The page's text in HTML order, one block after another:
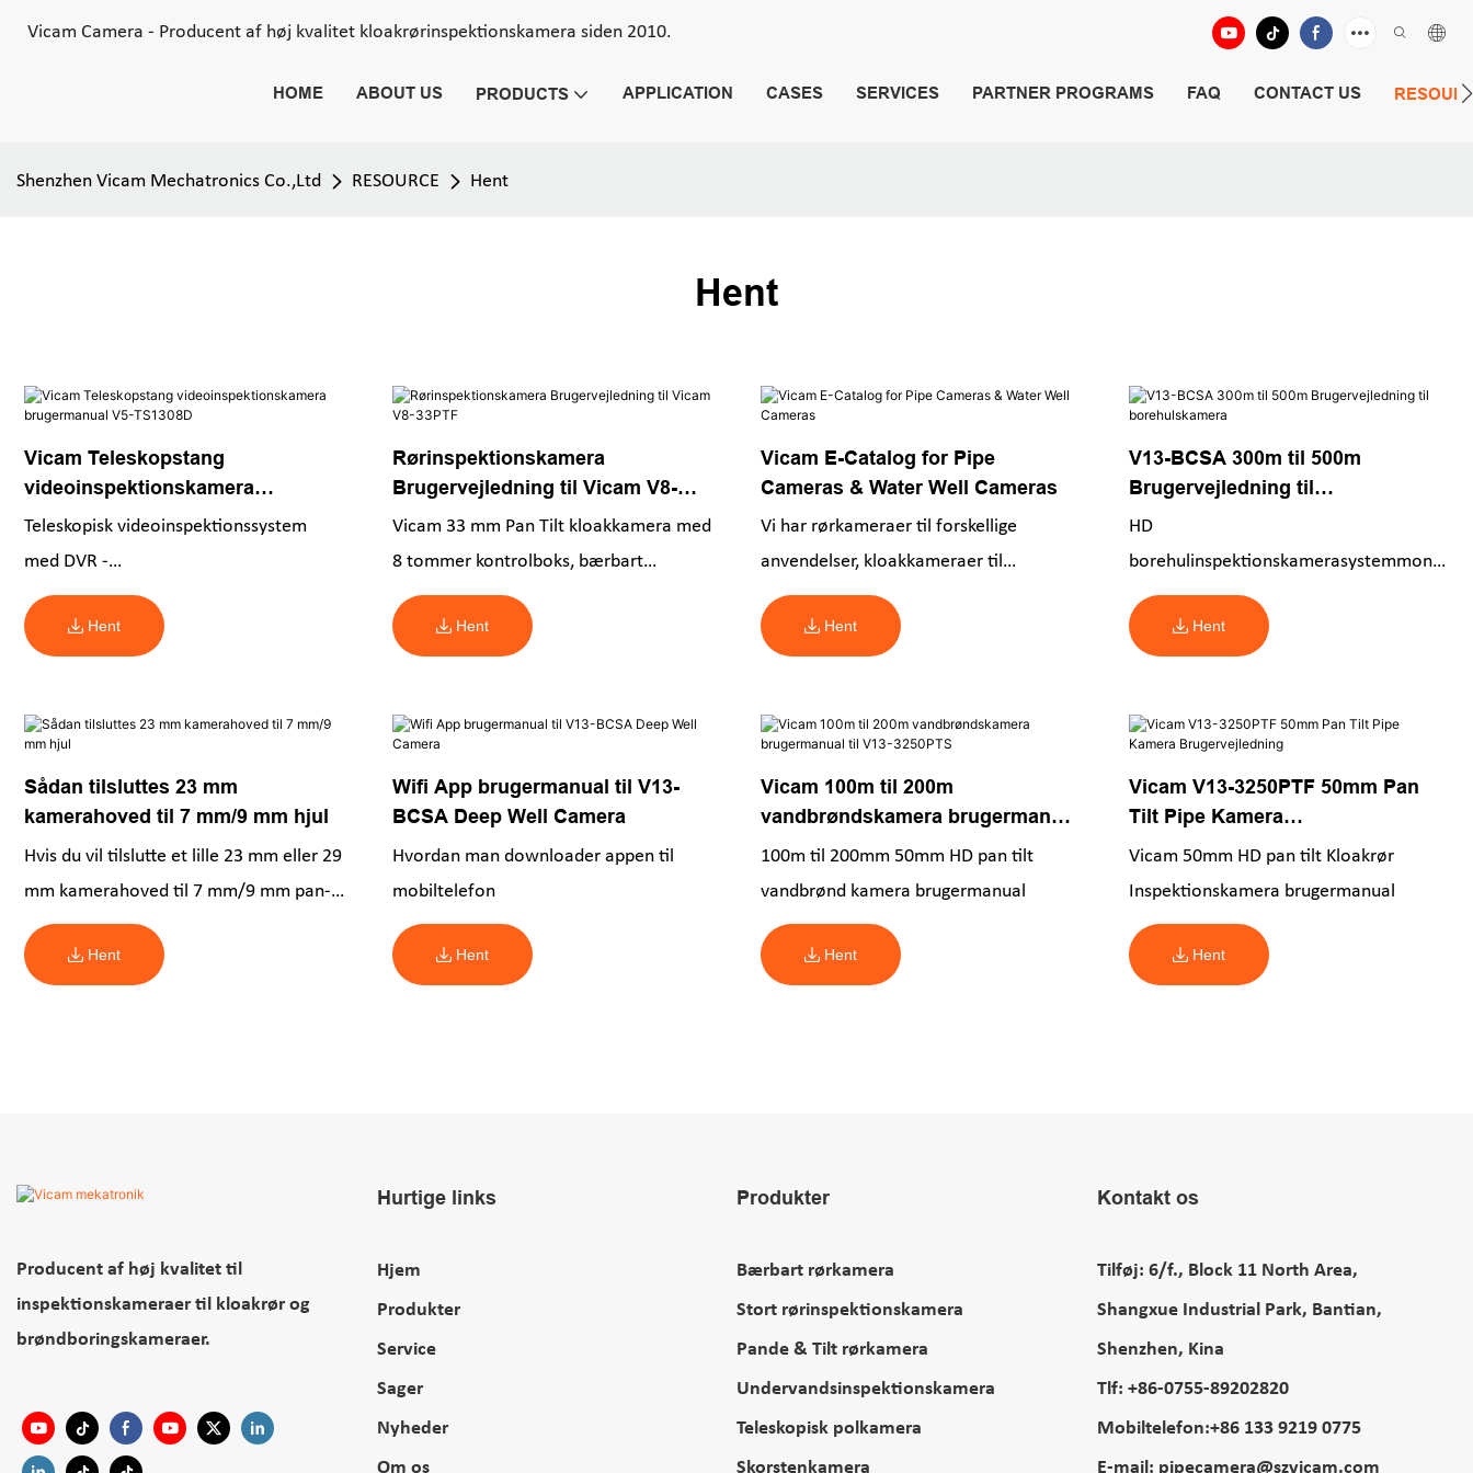
Vicam Camera - Producent af høj kvalitet kloakrørinspektionskamera siden 2010.
HOME ABOUT US PRODUCTS APPLICATION CASES SERVICES PARTNER PROGRAMS FAQ CONTACT US
Shenzhen Vicam Mechatronics Co.,Ltd RESOURCE Hent
Hent
Vicam Teleskopstang
videoinspektionskamera
brugermanual V5-TS1308D
Teleskopisk videoinspektionssystem
med DVR -
funktionsinstruktionsvejledning
Hent
Rørinspektionskamera
Brugervejledning til Vicam V8-
33PTF
Vicam 33 mm Pan Tilt kloakkamera med
8 tommer kontrolboks, bærbart
kompakt design
Hent
Vicam E-Catalog for Pipe
Cameras & Water Well Cameras
Vi har rørkameraer til forskellige
anvendelser, kloakkameraer til
skubbestang, undervandskamera til
borehuller, kameraer med teleskopstang
Hent
V13-BCSA 300m til 500m
Brugervejledning til
borehulskamera
HD
borehulinspektionskamerasystemmonte
ring og driftsinstruktion
Hent
Sådan tilsluttes 23 mm
kamerahoved til 7 mm/9 mm hjul
Hvis du vil tilslutte et lille 23 mm eller 29
mm kamerahoved til 7 mm/9 mm pan-
tilt-kamerasystemet. Tjek venligst
denne filHent
Wifi App brugermanual til V13-
BCSA Deep Well Camera
Hvordan man downloader appen til
mobiltelefon
Hent
Vicam 100m til 200m
vandbrøndskamera brugermanual
til V13-3250PTS
100m til 200mm 50mm HD pan tilt
vandbrønd kamera brugermanual
Hent
Vicam V13-3250PTF 50mm Pan
Tilt Pipe Kamera
Brugervejledning
Vicam 50mm HD pan tilt Kloakrør
Inspektionskamera brugermanual
Hent
Producent af høj kvalitet til
inspektionskameraer til kloakrør og
brøndboringskameraer.
Hurtige links
Hjem
Produkter
Service
Sager
Nyheder
Om os
Produkter
Bærbart rørkamera
Stort rørinspektionskamera
Pande & Tilt rørkamera
Undervandsinspektionskamera
Teleskopisk polkamera
Skorstenkamera
Kontakt os
Tilføj: 6/f., Block 11 North Area,
Shangxue Industrial Park, Bantian,
Shenzhen, Kina
Tlf: +86-0755-89202820
Mobiltelefon:+86 133 9219 0775
E-mail: pipecamera@szvicam.com